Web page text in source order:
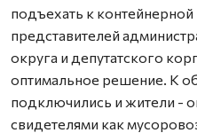
подъехать к
представителей
округа и депутатского
оптимальное решение. К
подключились и жители -
свидетелями как